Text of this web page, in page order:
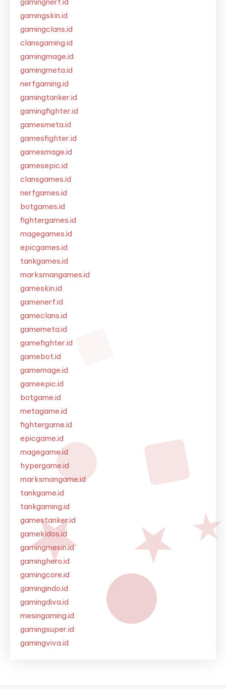
gamingskin.id
gamingclans.id
clansgaming.id
gamingmage.id
gamingmeta.id
nerfgaming.id
gamingtanker.id
gamingfighter.id
gamesmeta.id
gamesfighter.id
gamesmage.id
gamesepic.id
clansgames.id
nerfgames.id
botgames.id
fightergames.id
magegames.id
epicgames.id
tankgames.id
marksmangames.id
gameskin.id
gamenerf.id
gameclans.id
gamemeta.id
gamefighter.id
gamebot.id
gamemage.id
gameepic.id
botgame.id
metagame.id
fightergame.id
epicgame.id
magegame.id
hypergame.id
marksmangame.id
tankgame.id
tankgaming.id
gamestanker.id
gamekidos.id
gamingmesin.id
gaminghero.id
gamingcore.id
gamingindo.id
gamingdiva.id
mesingaming.id
gamingsuper.id
gamingviva.id